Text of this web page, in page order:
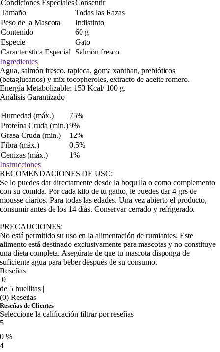
Condiciones EspecialesConsentir
Tamaño
Todas las Razas
Peso de la Mascota
Indistinto
Contenido
60 g
Especie
Gato
Característica Especial
Salmón fresco
Ingredientes
Agua, salmón fresco, tapioca, goma xanthan, prebióticos
(betaglucanos) y mix tocopheroles, extracto de aceite romero.
Energía Metabolizable: 150 Kcal/ 100 g.
Análisis Garantizado
Humedad (máx.)
75%
Proteína Cruda (min.)9%
Grasa Cruda (min.)
12%
Fibra (máx.)
0.5%
Cenizas (máx.)
1%
Instrucciones
RECOMENDACIONES DE USO:
Se lo puedes dar directamente desde la boquilla o como complemento
con su comida. Por cada kilo de tu gatito, le puedes dar 4 grs de
mousse diarios. Para todas las edades. Una vez abierto el producto,
consumir antes de los 14 días. Conservar cerrado y refrigerado.
PRECAUCIONES:
No está permitido su uso en la alimentación de rumiantes. Este
alimento está destinado exclusivamente para mascotas y no constituye
una dieta completa. Asegúrate de que tu mascota disponga de
suficiente agua para beber después de su consumo.
Reseñas
0
de 5 huellitas |
(0) Reseñas
Reseñas de Clientes
Seleccione la calificación filtrar por reseñas
5
0 %
4